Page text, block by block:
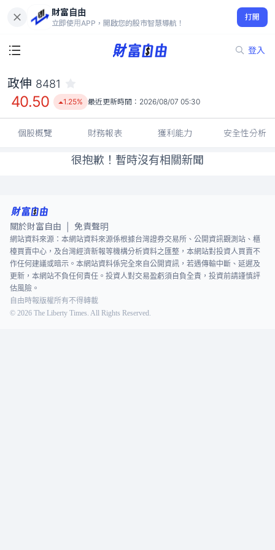
財富自由
立即使用APP，開啟您的股市智慧導航！
打開
登入
40.50
1.25%
政伸 8481
40.50 1.25% 最近更新時間： 2026/08/07 05:30
個股概覽 財務報表 獲利能力 安全性分析
很抱歉！暫時沒有相關新聞
關於財富自由 免責聲明
網站資料來源：本網站資料來源係根據台灣證券交易所、公開資訊觀測站、櫃
檯買賣中心，及台灣經濟新報等機構分析資料之匯整，本網站對投資人買賣不
作任何建議或暗示。本網站資料係完全來自公開資訊，若遇傳輸中斷、延遲及
更新，本網站不負任何責任。投資人對交易盈虧須自負全責，投資前請謹慎評
估風險。
自由時報版權所有不得轉載
© 2026 The Liberty Times. All Rights Reserved.